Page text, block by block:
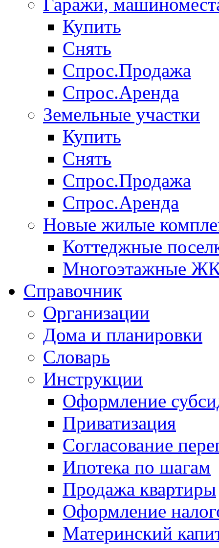
Купить
Снять
Спрос.Продажа
Спрос.Аренда
Земельные участки
Купить
Снять
Спрос.Продажа
Спрос.Аренда
Новые жилые
Коттеджные
Многоэтажные
Справочник
Организации
Дома и планировки
Словарь
Инструкции
Оформление
Приватизация
Согласование
Ипотека по шагам
Продажа квартиры
Оформление
Материнский